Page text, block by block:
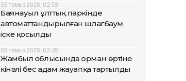
05 тамыз 2026, 02:59
Баянауыл ұлттық паркінде
автоматтандырылған шлагбаум
іске қосылды
05 тамыз 2026, 02:45
Жамбыл облысында орман өртіне
кінәлі бес адам жауапқа тартылды